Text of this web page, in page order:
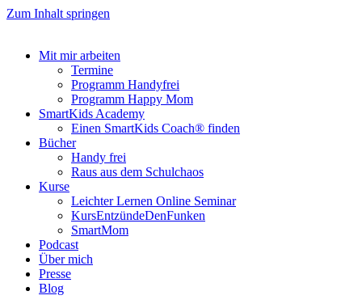
Zum Inhalt springen
Mit mir arbeiten
Termine
Programm Handyfrei
Programm Happy Mom
SmartKids Academy
Einen SmartKids Coach® finden
Bücher
Handy frei
Raus aus dem Schulchaos
Kurse
Leichter Lernen Online Seminar
KursEntzündeDenFunken
SmartMom
Podcast
Über mich
Presse
Blog